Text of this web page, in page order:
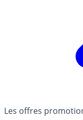
Les offres